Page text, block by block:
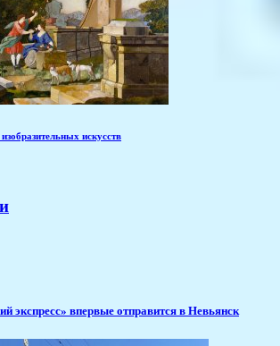
искусств
экспресс» впервые отправится в Невьянск